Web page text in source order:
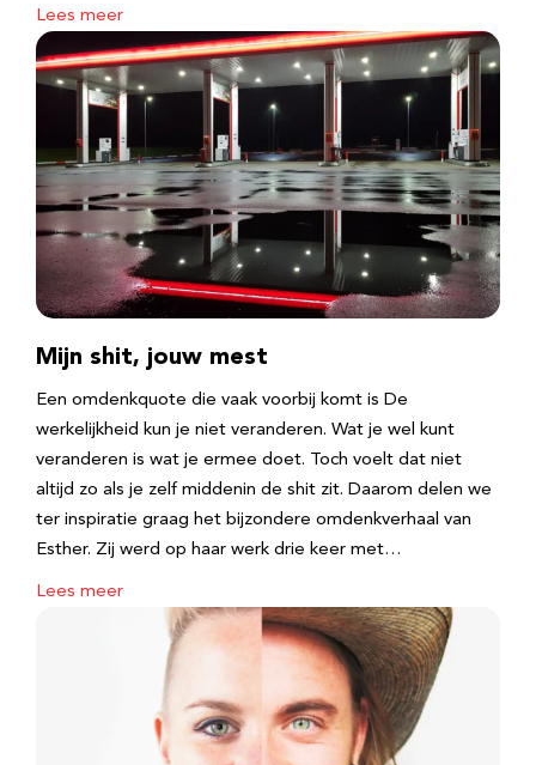
Lees meer
Mijn shit, jouw mest
Een omdenkquote die vaak voorbij komt is De
werkelijkheid kun je niet veranderen. Wat je wel kunt
veranderen is wat je ermee doet. Toch voelt dat niet
altijd zo als je zelf middenin de shit zit. Daarom delen we
ter inspiratie graag het bijzondere omdenkverhaal van
Esther. Zij werd op haar werk drie keer met…
Lees meer